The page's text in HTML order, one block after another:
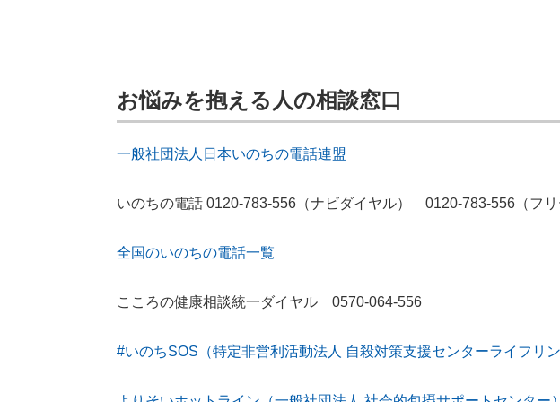
お悩みを抱える人の相談窓口
一般社団法人日本いのちの電話連盟
いのちの電話 0120-783-556（ナビダイヤル） 0120-783-556（フリ
全国のいのちの電話一覧
こころの健康相談統一ダイヤル 0570-064-556
#いのちSOS（特定非営利活動法人 自殺対策支援センターライフリン